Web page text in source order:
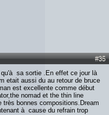
#35
sa sortie .En effet ce jour là
etait aussi du au retour de bruce
est excellente comme début
nomad et the thin line
très bonnes compositions.Dream
à cause du refrain trop